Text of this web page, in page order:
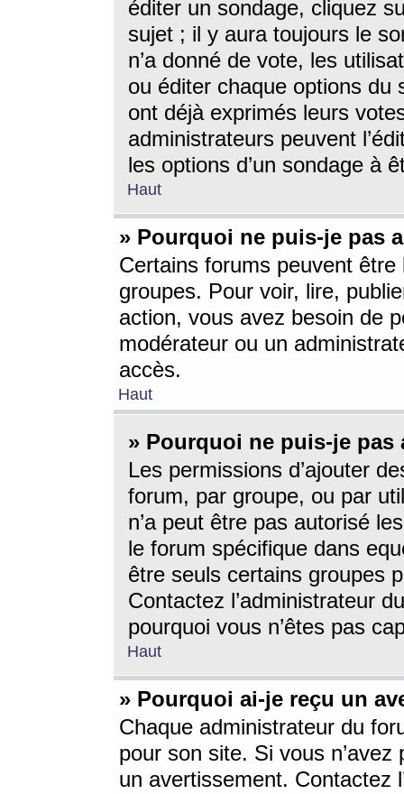
éditer un sondage, cliquez
sujet ; il y aura toujours le
n’a donné de vote, les
ou éditer chaque options du
ont déjà exprimés leurs
administrateurs peuvent
les options d’un sondage à
Haut
» Pourquoi ne puis-je pas
Certains forums peuvent être
groupes. Pour voir, lire,
action, vous avez besoin de
modérateur ou un
accès.
Haut
» Pourquoi ne puis-je
Les permissions d’ajouter
forum, par groupe, ou par
n’a peut être pas autorisé
le forum spécifique dans
être seuls certains groupes
Contactez l’administrateur
pourquoi vous n’êtes pas
Haut
» Pourquoi ai-je reçu un
Chaque administrateur du
pour son site. Si vous
un avertissement. Contactez